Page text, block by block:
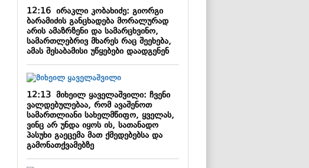
12:16ირაკლი კობახიძე: გიორგი
ბარამიძის განცხადება მორალურად
არის ამაზრზენი და სამარცხვინო,
სამართლებრივ მხარეს რაც შეეხება,
ამას შესაბამისი უწყებები დაადგენენ
12:13მიხეილ ყაველაშვილი: ჩვენი
ვალდებულებაა, რომ ავაშენოთ
სამართლიანი სახელმწიფო, ყველას,
ვინც არ უნდა იყოს ის, სათანადო
პასუხი გაეცემა მათ ქმედებებსა და
გამონათქვამებზე